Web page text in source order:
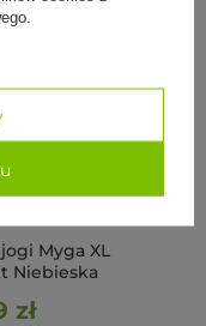
Myga XL
Niebieska
zł